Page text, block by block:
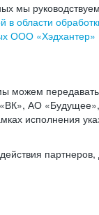
мы
в области
ООО «Хэдхантер»
можем
АО
исполнения